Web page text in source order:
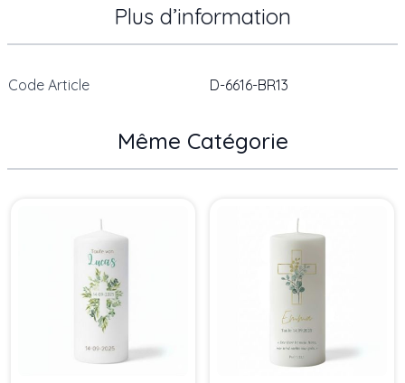
Plus d’information
Code Article D-6616-BR13
Même Catégorie